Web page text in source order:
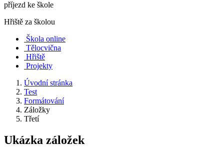
příjezd ke škole
Hřiště za školou
Škola online
Tělocvična
Hřiště
Projekty
Úvodní stránka
Test
Formátování
Záložky
Třetí
Ukázka záložek